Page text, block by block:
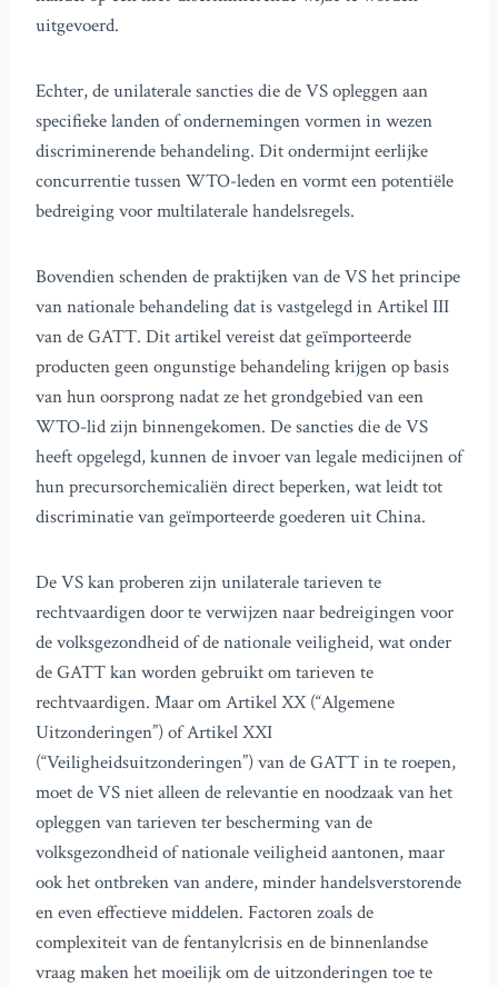
uitgevoerd.
Echter, de unilaterale sancties die de VS opleggen aan
specifieke landen of ondernemingen vormen in wezen
discriminerende behandeling. Dit ondermijnt eerlijke
concurrentie tussen WTO-leden en vormt een potentiële
bedreiging voor multilaterale handelsregels.
Bovendien schenden de praktijken van de VS het principe
van nationale behandeling dat is vastgelegd in Artikel III
van de GATT. Dit artikel vereist dat geïmporteerde
producten geen ongunstige behandeling krijgen op basis
van hun oorsprong nadat ze het grondgebied van een
WTO-lid zijn binnengekomen. De sancties die de VS
heeft opgelegd, kunnen de invoer van legale medicijnen of
hun precursorchemicaliën direct beperken, wat leidt tot
discriminatie van geïmporteerde goederen uit China.
De VS kan proberen zijn unilaterale tarieven te
rechtvaardigen door te verwijzen naar bedreigingen voor
de volksgezondheid of de nationale veiligheid, wat onder
de GATT kan worden gebruikt om tarieven te
rechtvaardigen. Maar om Artikel XX (“Algemene
Uitzonderingen”) of Artikel XXI
(“Veiligheidsuitzonderingen”) van de GATT in te roepen,
moet de VS niet alleen de relevantie en noodzaak van het
opleggen van tarieven ter bescherming van de
volksgezondheid of nationale veiligheid aantonen, maar
ook het ontbreken van andere, minder handelsverstorende
en even effectieve middelen. Factoren zoals de
complexiteit van de fentanylcrisis en de binnenlandse
vraag maken het moeilijk om de uitzonderingen toe te